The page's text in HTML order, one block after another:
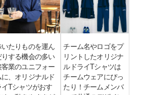
たりものを運ん
りする機会の多い
業のユニフォー
に、オリジナルド
イTシャツがおす
チーム名やロゴをプ
リントしたオリジナ
ルドライTシャツは
チームウェアにぴっ
たり！チームメンバ